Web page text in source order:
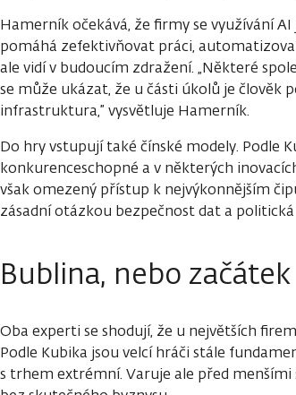
Hamerník očekává, že firmy se využívání
pomáhá zefektivňovat práci,
ale vidí v budoucím zdražení. „Některé
se může ukázat, že u části úkolů je člověk
infrastruktura,” vysvětluje Hamerník.
Do hry vstupují také čínské modely. Podle
konkurenceschopné a v některých
však omezený přístup k nejvýkonnějším
zásadní otázkou bezpečnost dat a
Bublina, nebo
Oba experti se shodují, že u největších
Podle Kubika jsou velcí hráči stále
s trhem extrémní. Varuje ale před